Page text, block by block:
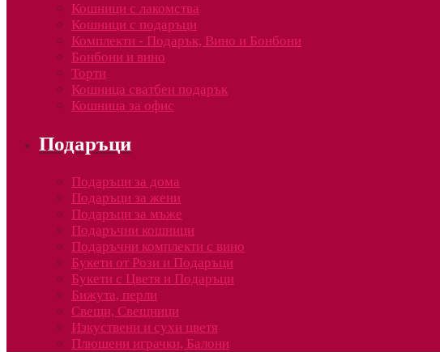
Кошници с лакомства
Кошници с подаръци
Комплекти - Подарък, Вино и Бонбони
Бонбони и вино
Торти
Кошница сватбен подарък
Кошница за офис
Подаръци
Подаръци за дома
Подаръци за жени
Подаръци за мъже
Подаръчни кошници
Подаръчни комплекти с вино
Букети от Рози и Подаръци
Букети с Цветя и Подаръци
Бижута, перли
Свещи, Свещници
Изкуствени и сухи цветя
Плюшени играчки, Балони